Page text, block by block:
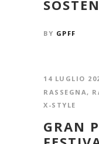
BY GPFF
14 LUGLIO
RASSEGNA ,
X-STYLE
GRAN